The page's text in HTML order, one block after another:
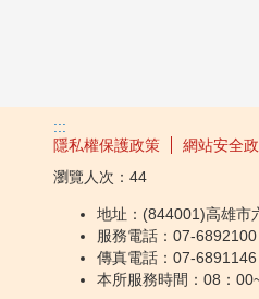
:::
隱私權保護政策
網站安全
瀏覽人次： 44
地址：(844001)高雄市
服務電話：07-6892100
傳真電話：07-
本所服務時間：08：